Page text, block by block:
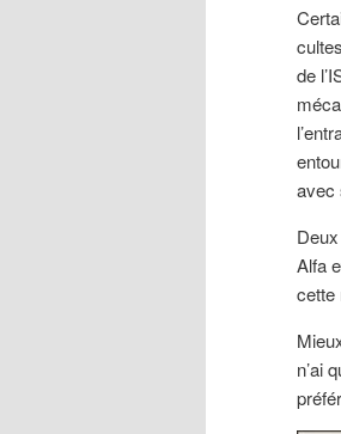
de
avec
Alfa
cette
n’ai